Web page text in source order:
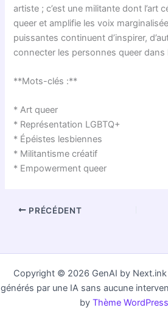
artiste ; c’est une militante dont l’art
queer et amplifie les voix
puissantes continuent d’inspirer,
connecter les personnes queer dans
**Mots-clés :**
* Art queer
* Représentation LGBTQ+
* Épéistes lesbiennes
* Militantisme créatif
* Empowerment queer
PRÉCÉDENT
Copyright © 2026 GenAI by
générés par une IA sans aucune
by Thème